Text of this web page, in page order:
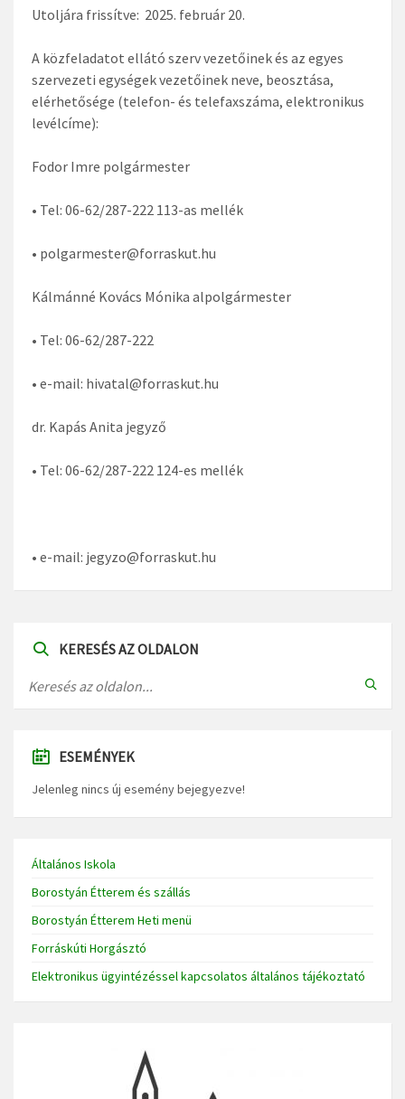
Utoljára frissítve: 2025. február 20.
A közfeladatot ellátó szerv vezetőinek és az egyes
szervezeti egységek vezetőinek neve, beosztása,
elérhetősége (telefon- és telefaxszáma, elektronikus
levélcíme):
Fodor Imre polgármester
• Tel: 06-62/287-222 113-as mellék
• polgarmester@forraskut.hu
Kálmánné Kovács Mónika alpolgármester
• Tel: 06-62/287-222
• e-mail: hivatal@forraskut.hu
dr. Kapás Anita jegyző
• Tel: 06-62/287-222 124-es mellék
• e-mail: jegyzo@forraskut.hu
KERESÉS AZ OLDALON
ESEMÉNYEK
Jelenleg nincs új esemény bejegyezve!
Általános Iskola
Borostyán Étterem és szállás
Borostyán Étterem Heti menü
Forráskúti Horgásztó
Elektronikus ügyintézéssel kapcsolatos általános tájékoztató